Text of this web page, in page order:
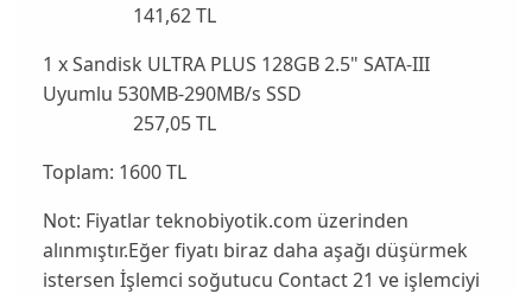
141,62 TL
1 x Sandisk ULTRA PLUS 128GB 2.5" SATA-III
Uyumlu 530MB-290MB/s SSD
257,05 TL
Toplam: 1600 TL
Not: Fiyatlar teknobiyotik.com üzerinden
alınmıştır.Eğer fiyatı biraz daha aşağı düşürmek
istersen İşlemci soğutucu Contact 21 ve işlemciyi